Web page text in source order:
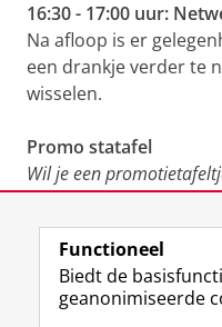
16:30 - 17:00 uur:
Na afloop is er
een drankje verder te
wisselen.
Promo statafel
Wil je een
pauze, lunch of
meer te vertellen over
dan contact op via
Registreer nu!
Functioneel
Biedt de
geanonimiseerde